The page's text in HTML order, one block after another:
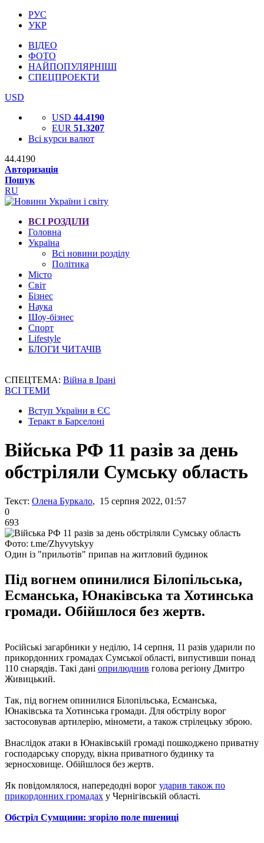
РУС
УКР
ВІДЕО
ФОТО
НАЙПОПУЛЯРНІШІ
СПЕЦПРОЕКТИ
USD
USD 44.4190
EUR 51.3207
Всі курси валют
44.4190
Авторизація
Пошук
RU
ВСІ РОЗДІЛИ
Головна
Україна
Всі новини розділу
Політика
Місто
Світ
Бізнес
Наука
Шоу-бізнес
Спорт
Lifestyle
БЛОГИ ЧИТАЧІВ
СПЕЦТЕМА: Війна в Ірані
ВСІ ТЕМИ
Вступ України в ЄС
Теракт в Барселоні
Війська РФ 11 разів за день
обстріляли Сумську область
Текст: Олена Буркало, 15 серпня 2022, 01:57
0
693
Фото: t.me/Zhyvytskyy
Один із "прильотів" припав на житловий будинок
Під вогнем опинилися Білопільська,
Есманська, Юнаківська та Хотинська
громади. Обійшлося без жертв.
Російські загарбники у неділю, 14 серпня, 11 разів ударили по
прикордонних громадах Сумської області, випустивши понад
110 снарядів. Такі дані оприлюднив голова регіону Дмитро
Живицький.
Так, під вогнем опинилися Білопільська, Есманська,
Юнаківська та Хотинська громади. Для обстрілу ворог
застосовував артилерію, міномети, а також стрілецьку зброю.
Внаслідок атаки в Юнаківській громаді пошкоджено приватну
господарську споруду, вікна приватного будинку та
зерносховище. Обійшлося без жертв.
Як повідомлялося, напередодні ворог ударив також по
прикордонних громадах у Чернігівській області.
Обстріл Сумщини: згоріло поле пшениці